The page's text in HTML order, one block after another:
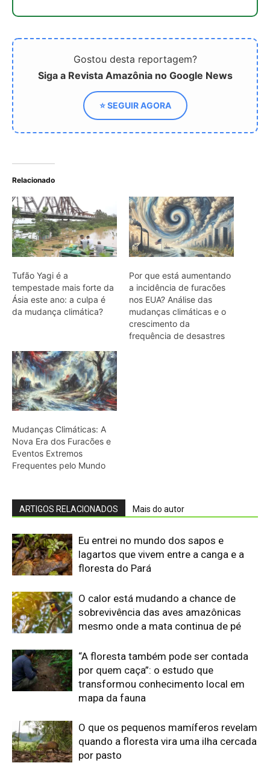
Tufão Yagi é a
tempestade mais forte da
Ásia este ano: a culpa é
da mudança climática?
Por que está aumentando
a incidência de furacões
nos EUA? Análise das
mudanças climáticas e o
Mudanças Climáticas: A
Nova Era dos Furacões e
Eventos Extremos
ARTIGOS RELACIONADOS Mais do autor
Eu entrei no mundo dos sapos e
lagartos que vivem entre a canga e a
floresta do Pará
O calor está mudando a chance de
sobrevivência das aves amazônicas
mesmo onde a mata continua de pé
“A floresta também pode ser contada
por quem caça”: o estudo que
mapa da fauna
quando a floresta vira uma ilha cercada
por pasto
pequeno primata amazônico e descobri
que o ambiente também marca seu
comportamento
O segredo dos barrancos de sal que
reúne antas, macacos e porcos-do-
mato na Amazônia